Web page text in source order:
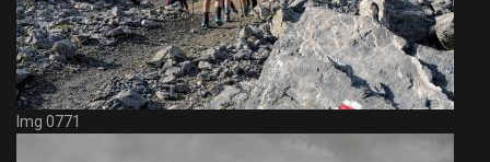
Img 0771